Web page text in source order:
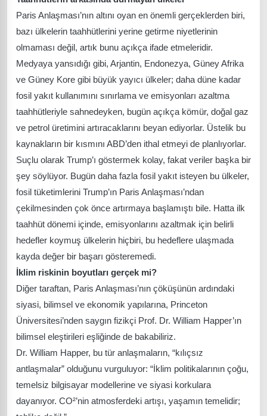
Paris Anlaşması’nın altını oyan en önemli gerçeklerden biri,
bazı ülkelerin taahhütlerini yerine getirme niyetlerinin
olmaması değil, artık bunu açıkça ifade etmeleridir.
Medyaya yansıdığı gibi, Arjantin, Endonezya, Güney Afrika
ve Güney Kore gibi büyük yayıcı ülkeler; daha düne kadar
fosil yakıt kullanımını sınırlama ve emisyonları azaltma
taahhütleriyle sahnedeyken, bugün açıkça kömür, doğal gaz
ve petrol üretimini artıracaklarını beyan ediyorlar. Üstelik bu
kaynakların bir kısmını ABD’den ithal etmeyi de planlıyorlar.
Suçlu olarak Trump’ı göstermek kolay, fakat veriler başka bir
şey söylüyor. Bugün daha fazla fosil yakıt isteyen bu ülkeler,
fosil tüketimlerini Trump’ın Paris Anlaşması’ndan
çekilmesinden çok önce artırmaya başlamıştı bile. Hatta ilk
taahhüt dönemi içinde, emisyonlarını azaltmak için belirli
hedefler koymuş ülkelerin hiçbiri, bu hedeflere ulaşmada
kayda değer bir başarı gösteremedi.
İklim riskinin boyutları gerçek mi?
Diğer taraftan, Paris Anlaşması’nın çöküşünün ardındaki
siyasi, bilimsel ve ekonomik yapılarına, Princeton
Üniversitesi’nden saygın fizikçi Prof. Dr. William Happer’ın
bilimsel eleştirileri eşliğinde de bakabiliriz.
Dr. William Happer, bu tür anlaşmaların, “kılıçsız
antlaşmalar” olduğunu vurguluyor: “İklim politikalarının çoğu,
temelsiz bilgisayar modellerine ve siyasi korkulara
dayanıyor. CO²’nin atmosferdeki artışı, yaşamın temelidir;